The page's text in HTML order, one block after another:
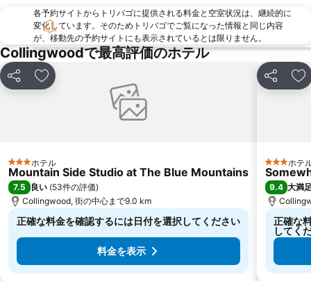
各予約サイトからトリバゴに提供される料金と空室状況は、継続的に
変化しています。そのためトリバゴでご覧になった情報と同じ内容
が、移動先の予約サイトにも表示されているとは限りません。
Collingwoodで最高評価のホテル
シェア お気に入りに追加
3 ホテルのランク
ホテル
Mountain Side Studio at The Blue Mountains
7.5 良い (53件の評価)
Collingwood, 街の中心まで9.0 km
正確な料金を確認するには日付を選択してください
料金を表示
シェア お
3 ホテル
ホテ
9.4 大満
正確な
してく